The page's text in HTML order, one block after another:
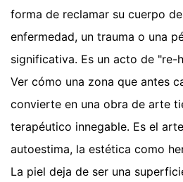
forma de reclamar su cuerpo
enfermedad, un trauma o una
significativa. Es un acto de "re-
Ver cómo una zona que antes
convierte en una obra de arte
terapéutico innegable. Es el
autoestima, la estética como
La piel deja de ser una